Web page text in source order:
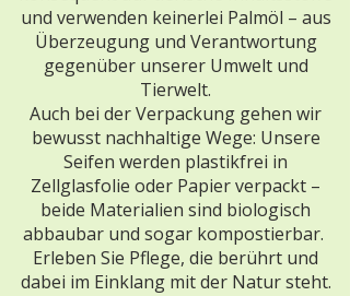
und verwenden keinerlei Palmöl – aus
Überzeugung und Verantwortung
gegenüber unserer Umwelt und
Tierwelt.
Auch bei der Verpackung gehen wir
bewusst nachhaltige Wege: Unsere
Seifen werden plastikfrei in
Zellglasfolie oder Papier verpackt –
beide Materialien sind biologisch
abbaubar und sogar kompostierbar.
Erleben Sie Pflege, die berührt und
dabei im Einklang mit der Natur steht.